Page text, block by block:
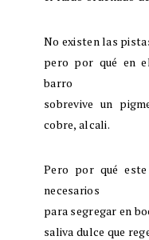
No existen las
pero por qué en
barro
sobrevive un
cobre, alcali.
Pero por qué
necesarios
para segregar en
saliva dulce que